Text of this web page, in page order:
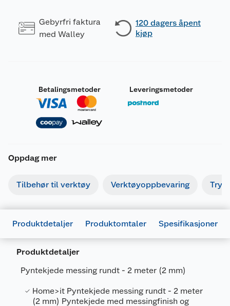
Gebyrfri faktura
med Walley
120 dagers åpent
kjøp
Betalingsmetoder Leveringsmetoder
Oppdag mer
Tilbehør til verktøy Verktøyoppbevaring
Produktdetaljer Produktomtaler Spesifikasjoner
Produktdetaljer
Pyntekjede messing rundt - 2 meter (2 mm)
Home>it Pyntekjede messing rundt - 2 meter
(2 mm) Pyntekjede med messingfinish og
Generelt